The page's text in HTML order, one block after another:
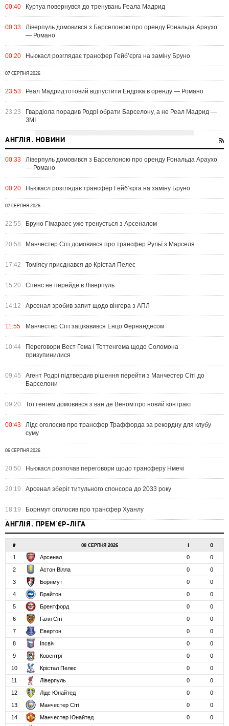
00:40 Куртуа повернувся до тренувань Реала Мадрид
00:33
Ліверпуль домовився з Барселоною про оренду Рональда Араухо
— Романо
00:20 Ньюкасл розглядає трансфер Гейб’єрга на заміну Бруно
07 СЕРПНЯ 2026
23:53 Реал Мадрид готовий відпустити Ендріка в оренду — Романо
23:23
Гвардіола порадив Родрі обрати Барселону, а не Реал Мадрид —
ЗМІ
АНГЛІЯ. НОВИНИ
00:33
Ліверпуль домовився з Барселоною про оренду Рональда Араухо
— Романо
00:20 Ньюкасл розглядає трансфер Гейб’єрга на заміну Бруно
07 СЕРПНЯ 2026
22:55 Бруно Гімараес уже тренується з Арсеналом
20:58 Манчестер Сіті домовився про трансфер Рульї з Марселя
17:42 Томіясу приєднався до Крістал Пелес
15:20 Спенс не перейде в Ліверпуль
14:12 Арсенал зробив запит щодо вінгера з АПЛ
11:55 Манчестер Сіті зацікавився Енцо Фернандесом
10:44
Переговори Вест Гема і Тоттенгема щодо Соломона
призупинилися
09:45
Агент Родрі підтвердив рішення перейти з Манчестер Сіті до
Барселони
09:20 Тоттенгем домовився з ван де Веном про новий контракт
00:43
Лідс оголосив про трансфер Траффорда за рекордну для клубу
суму
06 СЕРПНЯ 2026
20:50 Ньюкасл розпочав переговори щодо трансферу Нмечі
20:19 Арсенал зберіг титульного спонсора до 2033 року
18:19 Борнмут оголосив про трансфер Хуанлу
АНГЛІЯ. ПРЕМ'ЄР-ЛІГА
# 08 СЕРПНЯ 2026 І О
1 Арсенал 0
0
2
Астон Вілла 0
0
3
Борнмут 0
0
4
Брайтон 0
0
5
Брентфорд 0
0
6
Галл Сіті 0
0
7
Евертон 0
0
8
Іпсвіч 0
0
9
Ковентрі 0
0
10
Крістал Пелес 0
0
11
Ліверпуль 0
0
12
Лідс Юнайтед 0
0
13
Манчестер Сіті 0
0
14
Манчестер Юнайтед 0
0